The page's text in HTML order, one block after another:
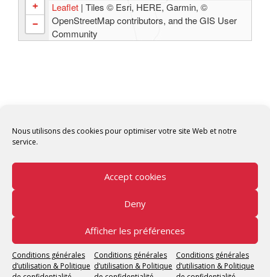
Nous utilisons des cookies pour optimiser votre site Web et notre
service.
Accept cookies
Deny
Afficher les préférences
Conditions générales
d’utilisation & Politique
Conditions générales
d’utilisation & Politique
Conditions générales
d’utilisation & Politique
+
−
Leaflet | Tiles © Esri, HERE, Garmin, ©
OpenStreetMap contributors, and the GIS User
Community
Copyright © 2026 Tunisian Fablabs Tous droits
réservés.
Tunisian Fablabsby OpenFab Tunisia - Powered by
WordPress.